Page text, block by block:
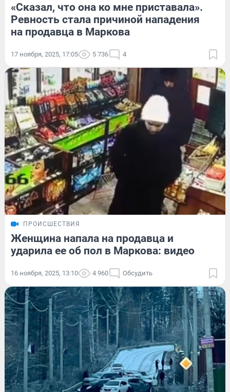
«Сказал, что она ко мне приставала».
Ревность стала причиной нападения
на продавца в Маркова
17 ноября, 2025, 17:05 5 736 4
ПРОИСШЕСТВИЯ
Женщина напала на продавца и
ударила ее об пол в Маркова: видео
16 ноября, 2025, 13:10 4 960 Обсудить